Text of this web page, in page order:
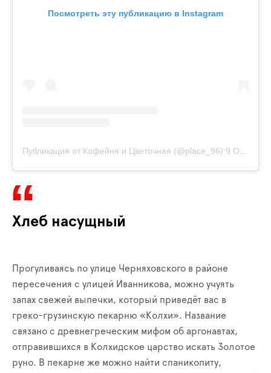
Посмотреть эту публикацию в Instagram
Публикация от Кофейня и Цветочная (@place_96) 9 Окт 2020 в 12:47 PDT
Хлеб насущный
Прогуливаясь по улице Черняховского в районе
пересечения с улицей Иванникова, можно учуять
запах свежей выпечки, который приведёт вас в
греко-грузинскую пекарню «Колхи». Название
связано с древнегреческим мифом об аргонавтах,
отправившихся в Колхидское царство искать Золотое
руно. В пекарне же можно найти спаникопиту,